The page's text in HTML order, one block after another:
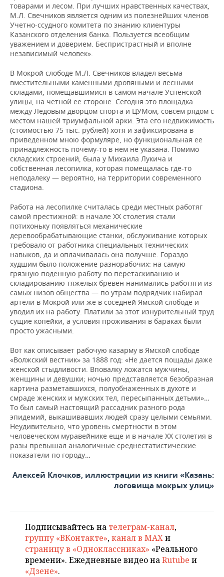
товарами и лесом. При лучших нравственных качествах,
М.Л. Свечников является одним из полезнейших членов
Учетно-ссудного комитета по знанию клиентуры
Казанского отделения банка. Пользуется всеобщим
уважением и доверием. Беспристрастный и вполне
независимый человек».
В Мокрой слободе М.Л. Свечников владел весьма
вместительными каменными дровяными и лесными
складами, помещавшимися в самом начале Успенской
улицы, на четной ее стороне. Сегодня это площадка
между Ледовым дворцом спорта и ЦУМом, совсем рядом с
местом нашей триумфальной арки. Эта его недвижимость
(стоимостью 75 тыс. рублей) хотя и зафиксирована в
приведенном мною формуляре, но функциональная ее
принадлежность почему-то в нем не указана. Помимо
складских строений, была у Михаила Лукича и
собственная лесопилка, которая помещалась где-то
неподалеку — вероятно, на территории современного
стадиона.
Работа на лесопилке считалась среди местных работяг
самой престижной: в начале ХХ столетия стали
потихоньку появляться механические
деревообрабатывающие станки, обслуживание которых
требовало от работника специальных технических
навыков, да и оплачивалась она получше. Гораздо
худшим было положение разнорабочих: на самую
грязную поденную работу по перетаскиванию и
складированию тяжелых бревен нанимались работяги из
самых низов общества — по утрам подрядчик набирал
артели в Мокрой или же в соседней Ямской слободе и
уводил их на работу. Платили за этот изнурительный труд
сущие копейки, а условия проживания в бараках были
просто ужасными.
Вот как описывает рабочую казарму в Ямской слободе
«Волжский вестник» за 1888 год: «Не дается пощады даже
женской стыдливости. Вповалку ложатся мужчины,
женщины и девушки; ночью представляется безобразная
картина разметавшихся, полуобнаженных в духоте и
смраде женских и мужских тел, пересыпанных детьми»…
То был самый настоящий рассадник разного рода
эпидемий, выкашивавших людей сразу целыми семьями.
Неудивительно, что уровень смертности в этом
человеческом муравейнике еще и в начале ХХ столетия в
разы превышал аналогичные среднестатистические
показатели по городу…
Алексей Клочков, иллюстрации из книги «Казань:
логовища мокрых улиц»
Подписывайтесь на телеграм-канал,
группу «ВКонтакте»,канал в MAXи
страницу в «Одноклассниках» «Реального
времени». Ежедневные видео наRutube и
«Дзене».